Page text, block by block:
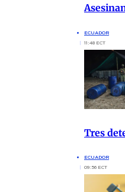
ECUADOR
11:48 ECT
Tres
ECUADOR
09:56 ECT